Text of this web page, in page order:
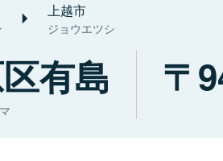
上越市
ジョウエツシ
有島